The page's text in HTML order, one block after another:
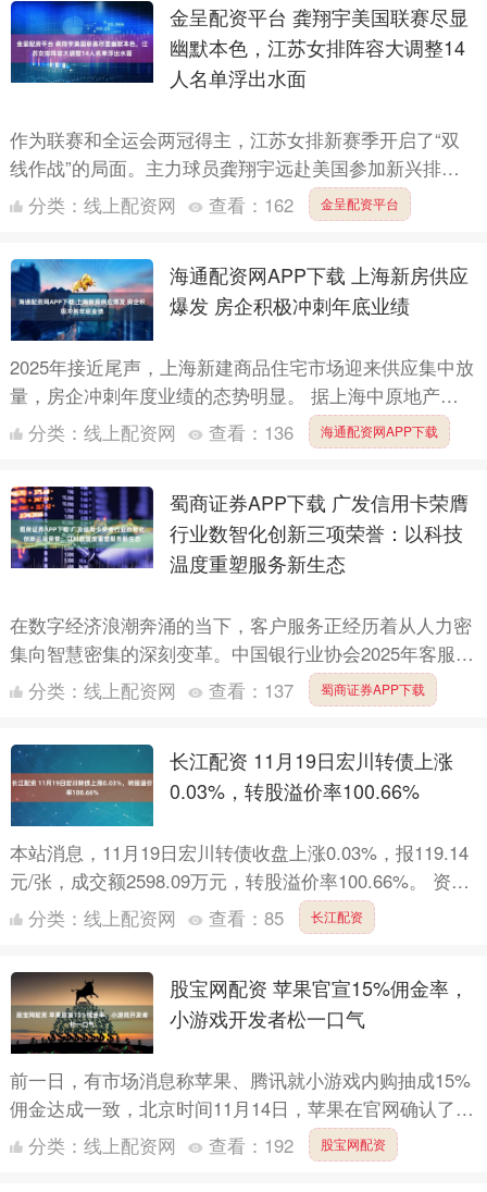
金呈配资平台 龚翔宇美国联赛尽显
幽默本色，江苏女排阵容大调整14
人名单浮出水面
作为联赛和全运会两冠得主，江苏女排新赛季开启了“双
线作战”的局面。主力球员龚翔宇远赴美国参加新兴排球
联赛，而队内其他成员如吴梦洁、倪非凡等则继续留守国
内，备战即....
分类： 线上配资网 查看： 162 金呈配资平台
海通配资网APP下载 上海新房供应
爆发 房企积极冲刺年底业绩
2025年接近尾声，上海新建商品住宅市场迎来供应集中放
量，房企冲刺年度业绩的态势明显。 据上海中原地产数
据显示，11月24日至11月30日一周内，上海新房供应
分类： 线上配资网 查看： 136 海通配资网APP下载
蜀商证券APP下载 广发信用卡荣膺
行业数智化创新三项荣誉：以科技
温度重塑服务新生态
在数字经济浪潮奔涌的当下，客户服务正经历着从人力密
集向智慧密集的深刻变革。中国银行业协会2025年客服中
心与远程银行数智化创新应用大赛评选结果日前揭晓，广
分类： 线上配资网 查看： 137 蜀商证券APP下载
长江配资 11月19日宏川转债上涨
0.03%，转股溢价率100.66%
本站消息，11月19日宏川转债收盘上涨0.03%，报119.14
元/张，成交额2598.09万元，转股溢价率100.66%。 资料
显示，宏川转债信用级别为“AA....
分类： 线上配资网 查看： 85 长江配资
股宝网配资 苹果官宣15%佣金率，
小游戏开发者松一口气
前一日，有市场消息称苹果、腾讯就小游戏内购抽成15%
佣金达成一致，北京时间11月14日，苹果在官网确认了这
一消息。 “苹果App Store支持小程序（Mini....
分类： 线上配资网 查看： 192 股宝网配资